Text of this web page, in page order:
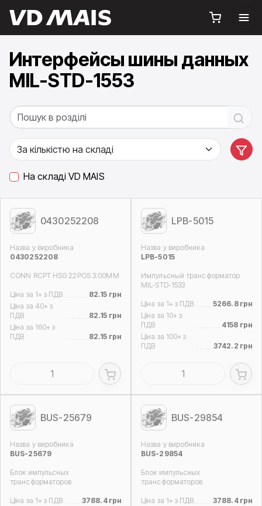
Интерфейсы шины данных
MIL-STD-1553
На складі VD MAIS
0430252208
Назва у виробника
0430252208
CONN RCPT HSG 22POS 3.00MM
Ціна за 1+ з ПДВ
82.15 грн
Ціна за 40+ з
ПДВ
82.15 грн
Ціна за 160+ з
ПДВ
82.15 грн
LPB-5015
Назва у виробника
LPB-5015
Импульсный трансформатор
MIL-STD-1533
Ціна за 1+ з ПДВ
5266.8 грн
Ціна за 10+ з
ПДВ
4158 грн
Ціна за 100+ з
ПДВ
3742.2 грн
BUS-25679
Назва у виробника
BUS-25679
Блок импульсных
трансформаторов
Ціна за 1+ з ПДВ
3788.4 грн
BUS-29854
Назва у виробника
BUS-29854
Блок импульсных
трансформаторов
Ціна за 1+ з ПДВ
3788.4 грн